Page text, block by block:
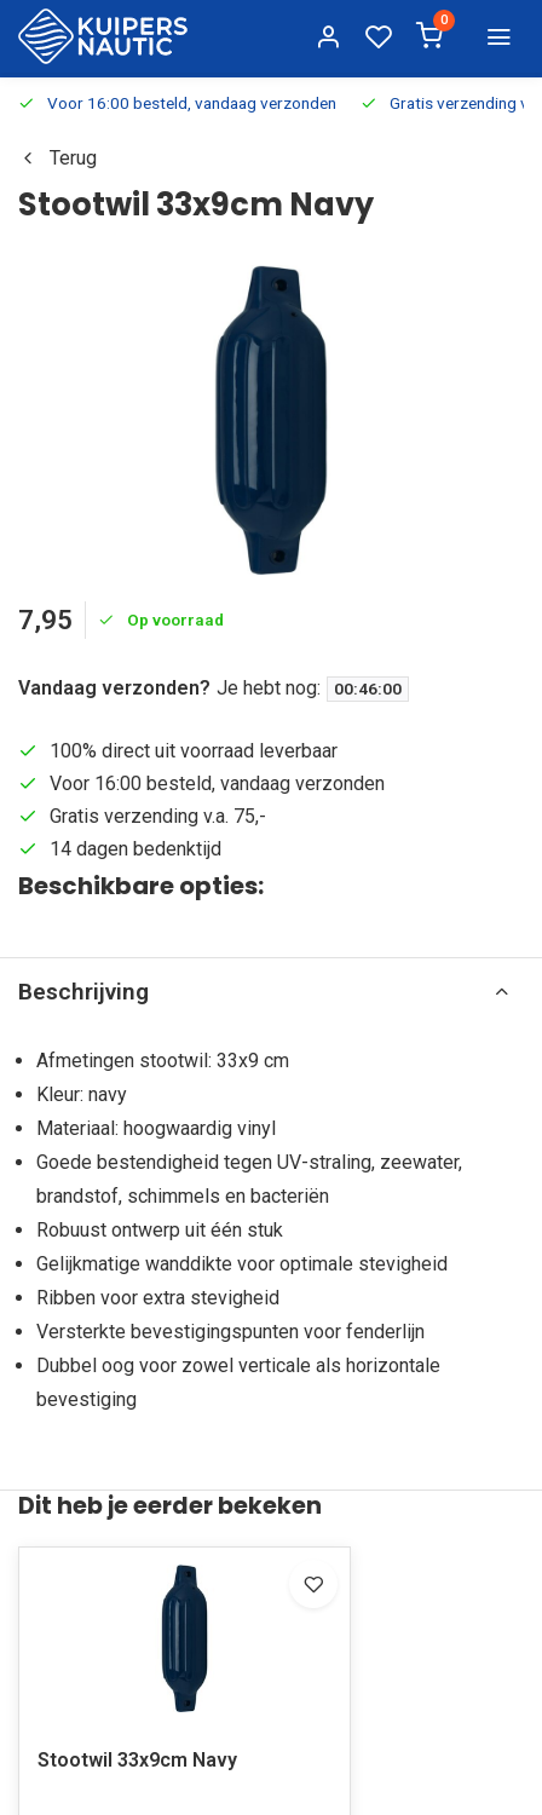
0
Voor 16:00 besteld, vandaag verzonden Gratis verzending
Terug
Stootwil 33x9cm Navy
7,95 Op voorraad
Vandaag verzonden? Je hebt nog: 00:45:59
100% direct uit voorraad leverbaar
Voor 16:00 besteld, vandaag verzonden
Gratis verzending v.a. 75,-
14 dagen bedenktijd
Beschikbare opties:
Beschrijving
Afmetingen stootwil: 33x9 cm
Kleur: navy
Materiaal: hoogwaardig vinyl
Goede bestendigheid tegen UV-straling, zeewater,
brandstof, schimmels en bacteriën
Robuust ontwerp uit één stuk
Gelijkmatige wanddikte voor optimale stevigheid
Ribben voor extra stevigheid
Versterkte bevestigingspunten voor fenderlijn
Dubbel oog voor zowel verticale als horizontale
bevestiging
Dit heb je eerder bekeken
Stootwil 33x9cm Navy